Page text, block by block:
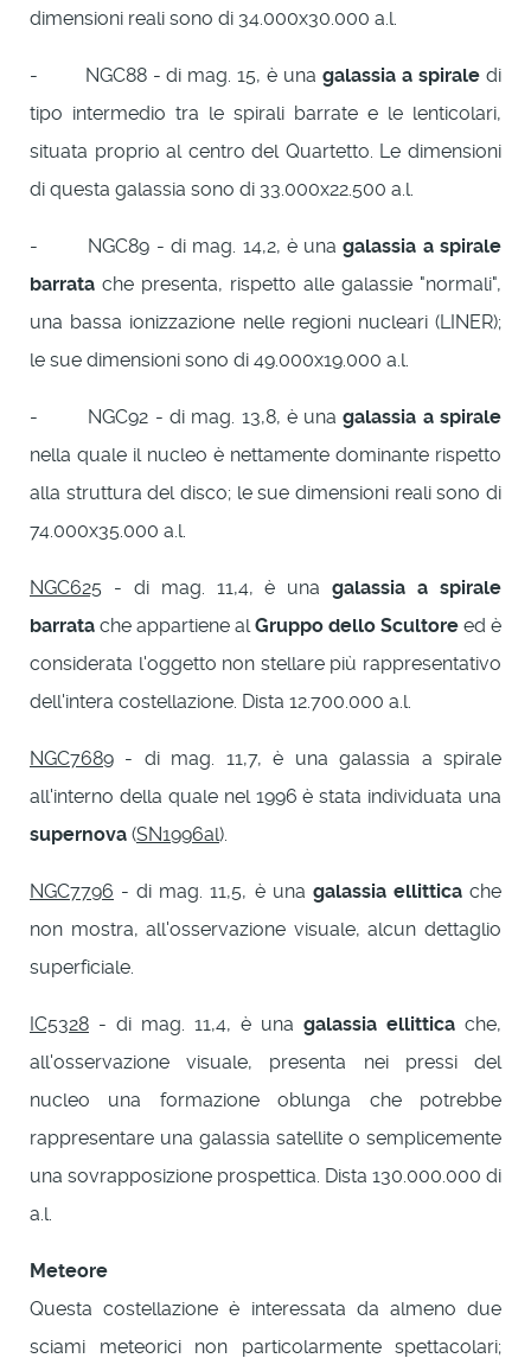
dimensioni reali sono di 34.000x30.000 a.l.
- NGC88 - di mag. 15, è unagalassia a spirale di
tipo intermedio tra le spirali barrate e le lenticolari,
situata proprio al centro del Quartetto. Le dimensioni
di questa galassia sono di 33.000x22.500 a.l.
- NGC89 - di mag. 14,2, è unagalassia a spirale
barrata che presenta, rispetto alle galassie "normali",
una bassa ionizzazione nelle regioni nucleari (LINER);
le sue dimensioni sono di 49.000x19.000 a.l.
- NGC92 - di mag. 13,8, è unagalassia a spirale
nella quale il nucleo è nettamente dominante rispetto
alla struttura del disco; le sue dimensioni reali sono di
74.000x35.000 a.l.
NGC625 - di mag. 11,4, è unagalassia a spirale
barrata che appartiene al Gruppo dello Scultore ed è
considerata l'oggetto non stellare più rappresentativo
dell'intera costellazione. Dista 12.700.000 a.l.
NGC7689 - di mag. 11,7, è una galassia a spirale
all'interno della quale nel 1996 è stata individuata una
supernova (SN1996al).
NGC7796 - di mag. 11,5, è una galassia ellitticache
non mostra, all'osservazione visuale, alcun dettaglio
superficiale.
IC5328 - di mag. 11,4, è una galassia ellittica che,
all'osservazione visuale, presenta nei pressi del
nucleo una formazione oblunga che potrebbe
rappresentare una galassia satellite o semplicemente
una sovrapposizione prospettica. Dista 130.000.000 di
a.l.
Meteore
Questa costellazione è interessata da almeno due
sciami meteorici non particolarmente spettacolari;